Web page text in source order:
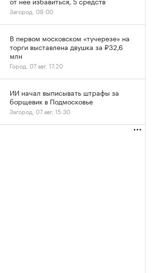
Загород, 09:00
В первом московском «тучерезе» на
торги выставлена двушка за ₽32,6
млн
Город, 07 авг, 17:20
ИИ начал выписывать штрафы за
борщевик в Подмосковье
Загород, 07 авг, 15:30